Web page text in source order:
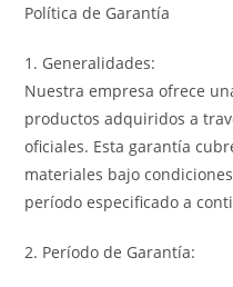
Política de Garantía
1. Generalidades:
Nuestra empresa ofrece
productos adquiridos a
oficiales. Esta garantía
materiales bajo
período especificado a
2. Período de Garantía: